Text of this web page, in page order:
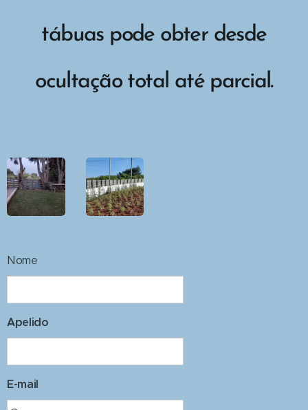
tábuas pode obter desde
ocultação total até parcial.
Nome
Apelido
E-mail